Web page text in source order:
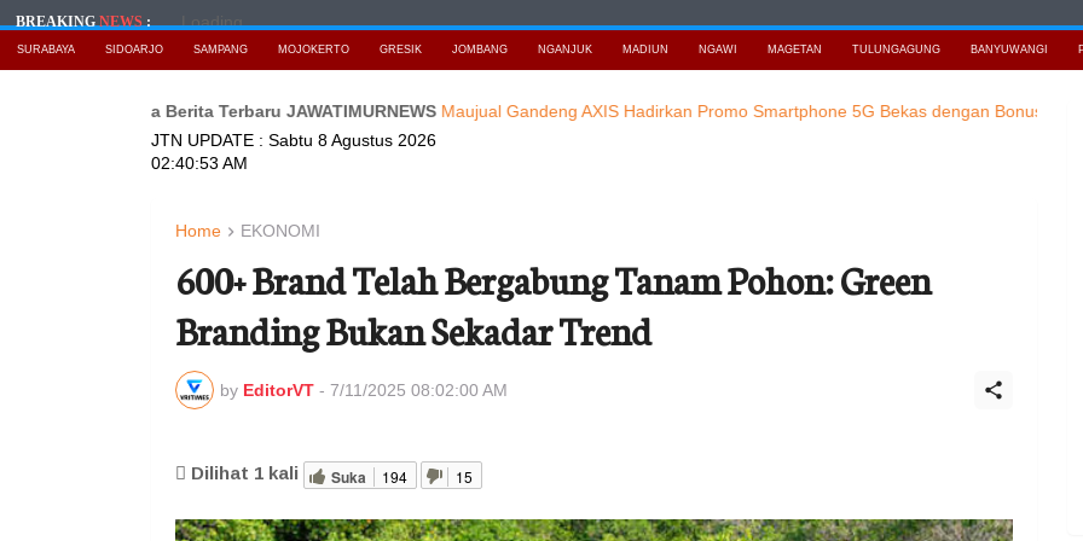
BREAKINGNEWS: Loading...
SURABAYA SIDOARJO SAMPANG MOJOKERTO GRESIK JOMBANG NGANJUK MADIUN NGAWI MAGETAN TULUNGAGUNG BANYUWANGI
Baca Berita Terbaru JAWATIMURNEWS Maujual Gandeng AXIS Hadirkan Promo Smartphone 5G Bekas dengan Bonus Kuota Baca
JTN UPDATE : Sabtu 8 Agustus 2026
02:40:54 AM
Home EKONOMI
600+ Brand Telah Bergabung Tanam Pohon: Green
Branding Bukan Sekadar Trend
by EditorVT - 7/11/2025 08:02:00 AM
Dilihat 1 kali Suka 194 15